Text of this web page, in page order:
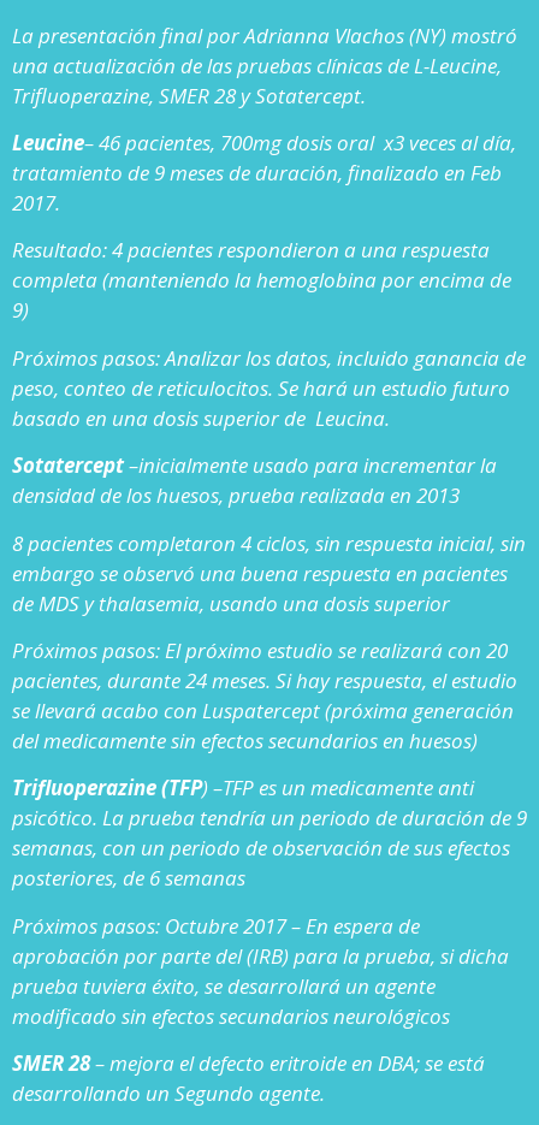
La presentación final por Adrianna Vlachos (NY) mostró
una actualización de las pruebas clínicas de L-Leucine,
Trifluoperazine, SMER 28 y Sotatercept.
Leucine– 46 pacientes, 700mg dosis oral x3 veces al día,
tratamiento de 9 meses de duración, finalizado en Feb
2017.
Resultado: 4 pacientes respondieron a una respuesta
completa (manteniendo la hemoglobina por encima de
9)
Próximos pasos: Analizar los datos, incluido ganancia de
peso, conteo de reticulocitos. Se hará un estudio futuro
basado en una dosis superior de Leucina.
Sotatercept–inicialmente usado para incrementar la
densidad de los huesos, prueba realizada en 2013
8 pacientes completaron 4 ciclos, sin respuesta inicial, sin
embargo se observó una buena respuesta en pacientes
de MDS y thalasemia, usando una dosis superior
Próximos pasos: El próximo estudio se realizará con 20
pacientes, durante 24 meses. Si hay respuesta, el estudio
se llevará acabo con Luspatercept (próxima generación
del medicamente sin efectos secundarios en huesos)
Trifluoperazine (TFP) –TFP es un medicamente anti
psicótico. La prueba tendría un periodo de duración de 9
semanas, con un periodo de observación de sus efectos
posteriores, de 6 semanas
Próximos pasos: Octubre 2017 – En espera de
aprobación por parte del (IRB) para la prueba, si dicha
prueba tuviera éxito, se desarrollará un agente
modificado sin efectos secundarios neurológicos
SMER 28– mejora el defecto eritroide en DBA; se está
desarrollando un Segundo agente.